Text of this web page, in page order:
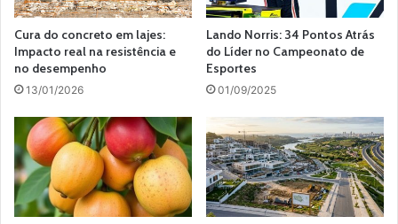
Cura do concreto em lajes:
Impacto real na resistência e
no desempenho
13/01/2026
Lando Norris: 34 Pontos Atrás
do Líder no Campeonato de
Esportes
01/09/2025